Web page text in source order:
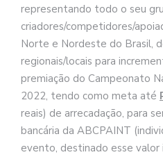
representando todo o seu
criadores/competidores/
Norte e Nordeste do Brasil,
regionais/locais para
premiação do Campeonato
2022, tendo como meta até
reais) de arrecadação, para
bancária da ABCPAINT
evento, destinado esse